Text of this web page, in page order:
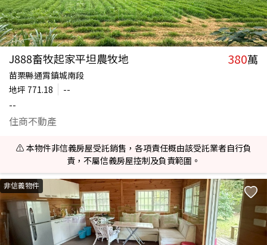
J888畜牧起家平坦農牧地 380萬
苗栗縣通霄鎮城南段
地坪 771.18
--
--
住商不動產
⚠️ 本物件非信義房屋受託銷售，各項責任概由該受託業者自行負
責，不屬信義房屋控制及負責範圍。
非信義物件